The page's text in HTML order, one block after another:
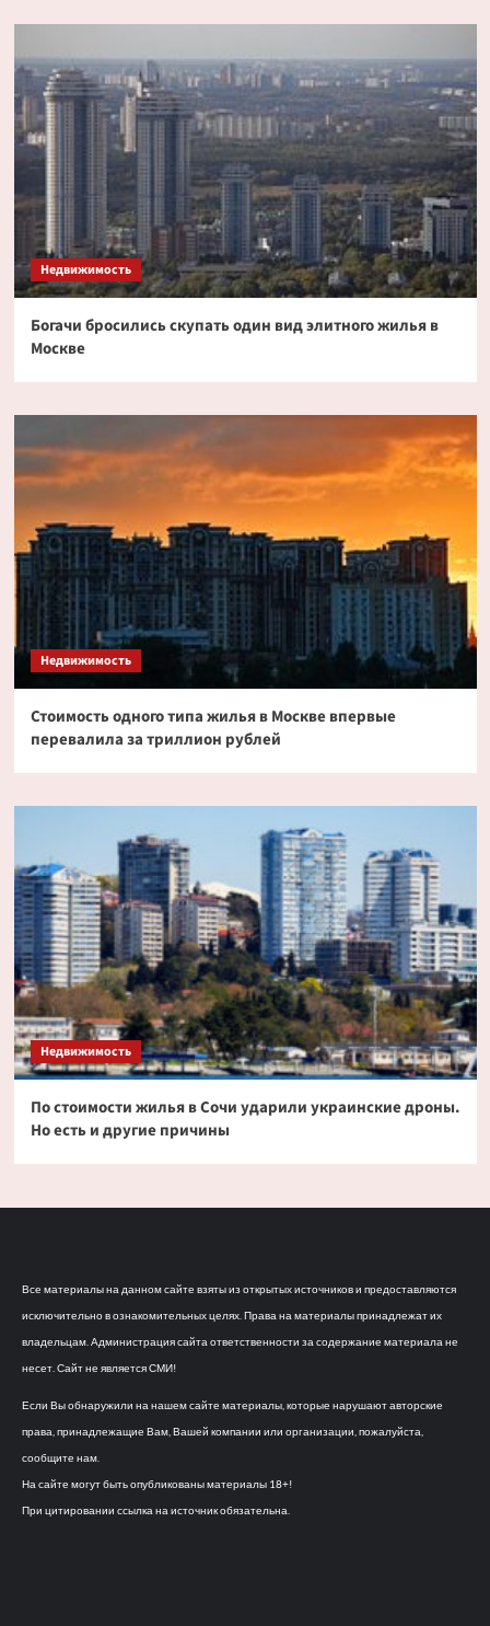
Недвижимость
Богачи бросились скупать один вид элитного жилья в
Москве
Недвижимость
Стоимость одного типа жилья в Москве впервые
перевалила за триллион рублей
Недвижимость
По стоимости жилья в Сочи ударили украинские дроны.
Но есть и другие причины
Все материалы на данном сайте взяты из открытых источников и предоставляются
исключительно в ознакомительных целях. Права на материалы принадлежат их
владельцам. Администрация сайта ответственности за содержание материала не
несет. Сайт не является СМИ!
Если Вы обнаружили на нашем сайте материалы, которые нарушают авторские
права, принадлежащие Вам, Вашей компании или организации, пожалуйста,
сообщите нам.
На сайте могут быть опубликованы материалы 18+!
При цитировании ссылка на источник обязательна.